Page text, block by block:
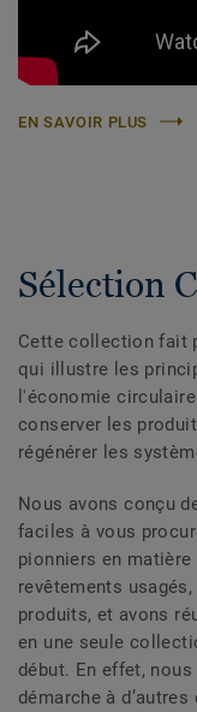
EN SAVOIR PLUS
Sélection
Cette collection fait
qui illustre les
l'économie
conserver les
régénérer les
Nous avons conçu
faciles à vous
pionniers en
revêtements
produits, et avons
en une seule
début. En effet,
démarche à